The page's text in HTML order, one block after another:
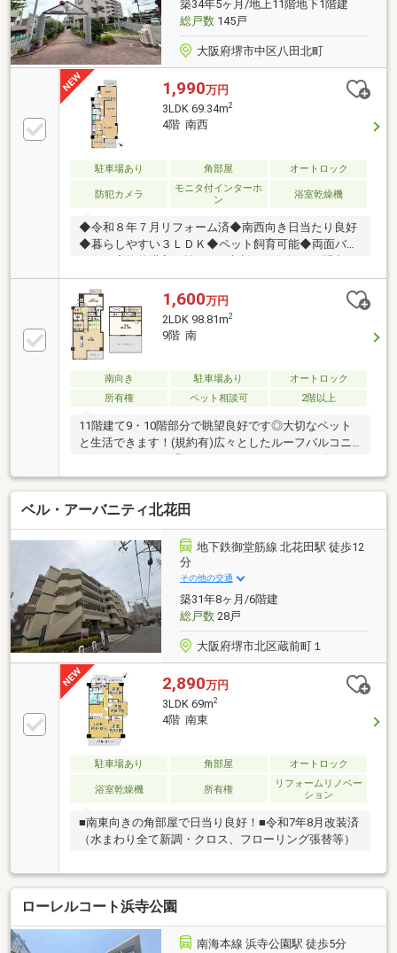
築34年5ヶ月/地上11階地下1階建
総戸数145戸
大阪府堺市中区八田北町
1,990万円
3LDK 69.34m2
4階 南西
駐車場あり 角部屋 オートロック
防犯カメラ
モニタ付インターホ
ン
浴室乾燥機
◆令和８年７月リフォーム済◆南西向き日当たり良好
◆暮らしやすい３ＬＤＫ◆ペット飼育可能◆両面バル
ください♪
1,600万円
2LDK 98.81m2
9階 南
南向き 駐車場あり
オートロック
所有権
ペット相談可 2階以上
11階建て9・10階部分で眺望良好です◎大切なペット
と生活できます！(規約有)広々としたルーフバルコニ
徒歩3分。「深井」駅までバスで6分です！
ベル・アーバニティ北花田
地下鉄御堂筋線 北花田駅 徒歩12
分
その他の交通
築31年8ヶ月/6階建
総戸数28戸
大阪府堺市北区蔵前町１
2,890万円
3LDK 69m2
4階 南東
駐車場あり 角部屋 オートロック
浴室乾燥機 所有権
リフォームリノベー
ション
■南東向きの角部屋で日当り良好！■令和7年8月改装済
（水まわり全て新調・クロス、フローリング張替等）
ローレルコート浜寺公園
南海本線 浜寺公園駅 徒歩5分